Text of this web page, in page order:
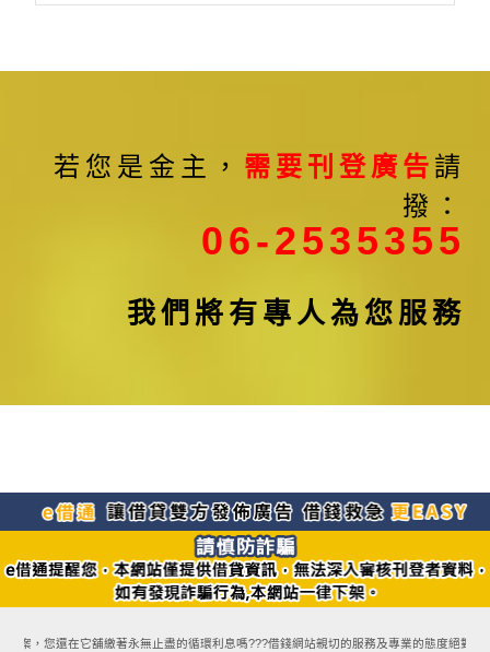
若您是金主， 需要刊登廣告 請
撥：
06-2535355
我們將有專人為您服務
案，您還在它舖繳著永無止盡的循環利息嗎???借錢網站親切的服務及專業的態度絕對